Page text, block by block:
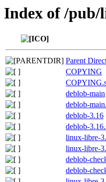
Index of /pub/
Parent
COPYING
deblob-main
deblob-
deblob-3.16
deblob-
linux-libre-
linux-libre-
deblob-
deblob-